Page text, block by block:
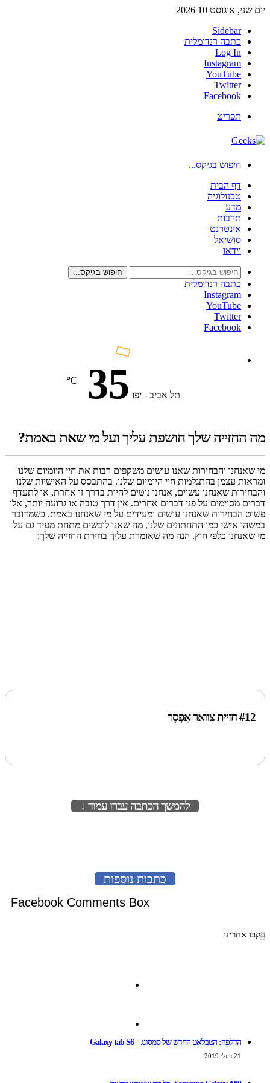
יום שני, אוגוסט 10 2026
Sidebar
כתבה רנדומלית
Log In
Instagram
YouTube
Twitter
Facebook
תפריט
חיפוש בגיקס...
דף הבית
טכנולוגיה
מדע
תרבות
אינטרנט
סושיאל
וידאו
חיפוש בגיקס...
כתבה רנדומלית
Instagram
YouTube
Twitter
Facebook
תל אביב - יפו 35
℃
מה החזייה שלך חושפת עליך ועל מי שאת באמת?
מי שאנחנו והבחירות שאנו עושים משקפים רבות את חיי היומיום שלנו
ומראות עצמן בהתגלמות חיי היומיום שלנו. בהתבסס על האישיות שלנו
והבחירות שאנחנו עשוים, אנחנו נוטים להיות בדרך זו אחרת, או לתעדף
דברים מסוימים על פני דברים אחרים. אין דרך טובה או גרועה יותר, אלו
פשוט הבחירות שאנחנו עושים ומעידים על מי שאנחנו באמת. כשמדובר
במשהו אישי כמו התחתונים שלנו, מה שאנו לובשים מתחת מעיד גם על
מי שאנחנו כלפי חוץ. הנה מה שאומרת עליך בחירת החזייה שלך:
#12 חזיית צוואר אַפְסָר
להמשך הכתבה עברו עמוד ↓
כתבות נוספות
Facebook Comments Box
עקבו אחרינו
הדלפה: הטבלאט החדש של סמסונג – Galaxy tab S6
21 ביולי 2019